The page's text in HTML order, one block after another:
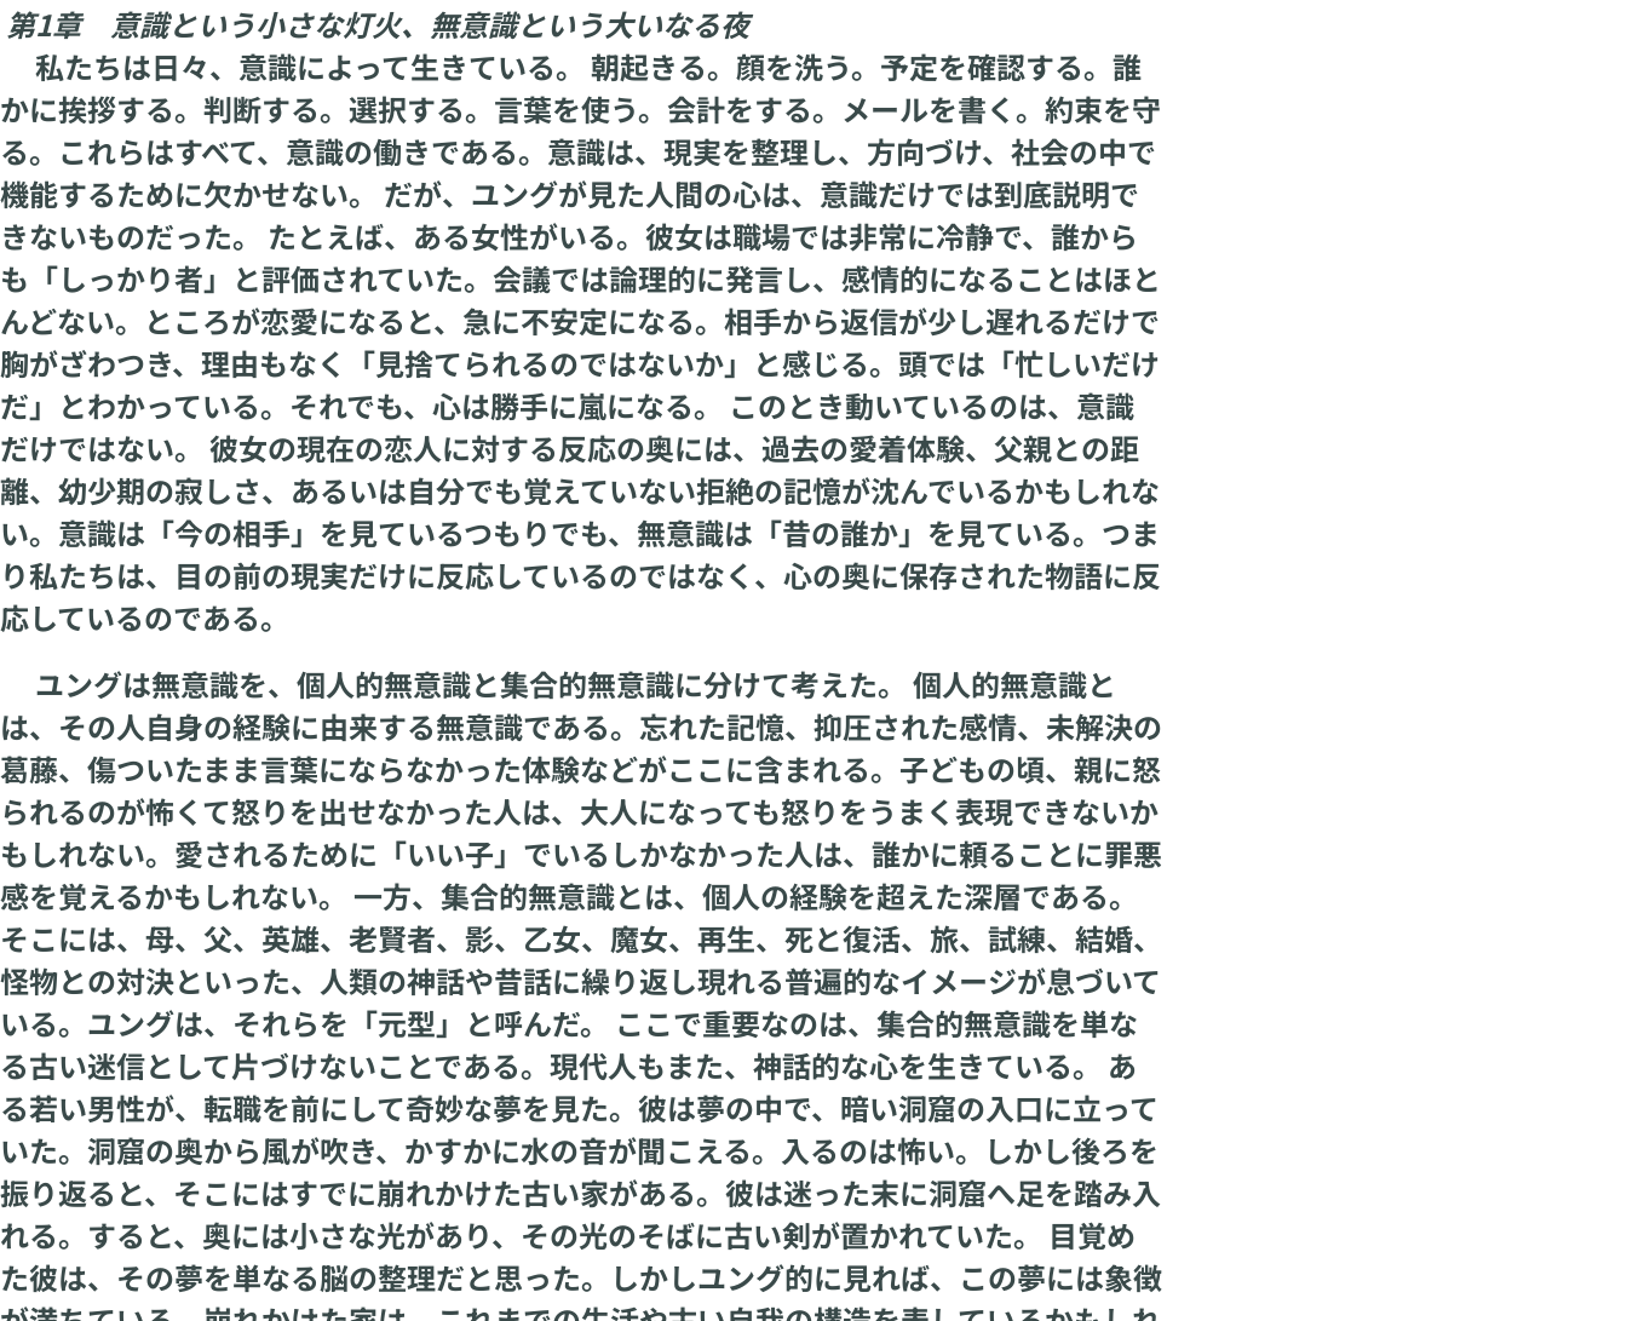
第1章 意識という小さな灯火、無意識という大いなる夜
私たちは日々、意識によって生きている。 朝起きる。顔を洗う。予定を確認する。誰
かに挨拶する。判断する。選択する。言葉を使う。会計をする。メールを書く。約束を守
る。これらはすべて、意識の働きである。意識は、現実を整理し、方向づけ、社会の中で
機能するために欠かせない。 だが、ユングが見た人間の心は、意識だけでは到底説明で
きないものだった。 たとえば、ある女性がいる。彼女は職場では非常に冷静で、誰から
も「しっかり者」と評価されていた。会議では論理的に発言し、感情的になることはほと
んどない。ところが恋愛になると、急に不安定になる。相手から返信が少し遅れるだけで
胸がざわつき、理由もなく「見捨てられるのではないか」と感じる。頭では「忙しいだけ
だ」とわかっている。それでも、心は勝手に嵐になる。 このとき動いているのは、意識
だけではない。 彼女の現在の恋人に対する反応の奥には、過去の愛着体験、父親との距
離、幼少期の寂しさ、あるいは自分でも覚えていない拒絶の記憶が沈んでいるかもしれな
い。意識は「今の相手」を見ているつもりでも、無意識は「昔の誰か」を見ている。つま
り私たちは、目の前の現実だけに反応しているのではなく、心の奥に保存された物語に反
応しているのである。
ユングは無意識を、個人的無意識と集合的無意識に分けて考えた。 個人的無意識と
は、その人自身の経験に由来する無意識である。忘れた記憶、抑圧された感情、未解決の
葛藤、傷ついたまま言葉にならなかった体験などがここに含まれる。子どもの頃、親に怒
られるのが怖くて怒りを出せなかった人は、大人になっても怒りをうまく表現できないか
もしれない。愛されるために「いい子」でいるしかなかった人は、誰かに頼ることに罪悪
感を覚えるかもしれない。 一方、集合的無意識とは、個人の経験を超えた深層である。
そこには、母、父、英雄、老賢者、影、乙女、魔女、再生、死と復活、旅、試練、結婚、
怪物との対決といった、人類の神話や昔話に繰り返し現れる普遍的なイメージが息づいて
いる。ユングは、それらを「元型」と呼んだ。 ここで重要なのは、集合的無意識を単な
る古い迷信として片づけないことである。現代人もまた、神話的な心を生きている。 あ
る若い男性が、転職を前にして奇妙な夢を見た。彼は夢の中で、暗い洞窟の入口に立って
いた。洞窟の奥から風が吹き、かすかに水の音が聞こえる。入るのは怖い。しかし後ろを
振り返ると、そこにはすでに崩れかけた古い家がある。彼は迷った末に洞窟へ足を踏み入
れる。すると、奥には小さな光があり、その光のそばに古い剣が置かれていた。 目覚め
た彼は、その夢を単なる脳の整理だと思った。しかしユング的に見れば、この夢には象徴